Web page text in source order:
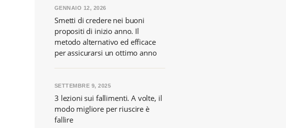
Smetti di credere nei buoni
propositi di inizio anno. Il
metodo alternativo ed efficace
per assicurarsi un ottimo anno
GENNAIO 12, 2026
3 lezioni sui fallimenti. A volte, il
modo migliore per riuscire è
fallire
SETTEMBRE 9, 2025